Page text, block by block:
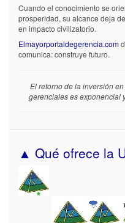
Cuando el conocimiento se
prosperidad, su alcance deja
en impacto civilizatorio.
Elmayorportaldegerencia.com
comunica: construye futuro.
El retorno de la inversión
gerenciales es exponencial
▲ Qué ofrece la